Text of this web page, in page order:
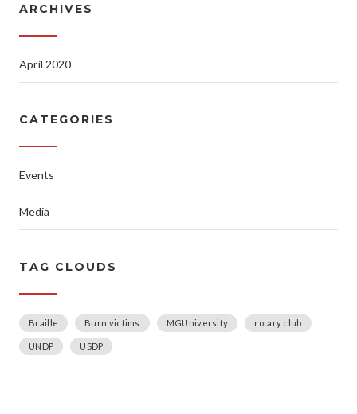
ARCHIVES
April 2020
CATEGORIES
Events
Media
TAG CLOUDS
Braille Burn victims MGUniversity rotary club
UNDP USDP